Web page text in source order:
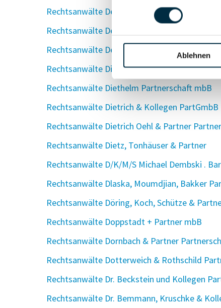
Ablehnen
Rechtsanwälte Dennig & Kollegen
Rechtsanwälte Derckx & Kollegen
Rechtsanwälte Dettlev Klein und Sylvia
Rechtsanwälte Diesel / Schmitt / Ammer und
Rechtsanwälte Diethelm Partnerschaft mbB
Rechtsanwälte Dietrich & Kollegen PartGmbB
Rechtsanwälte Dietrich Oehl & Partner
Rechtsanwälte Dietz, Tonhäuser & Partner
Rechtsanwälte D/K/M/S Michael Dembski .
Rechtsanwälte Dlaska, Moumdjian, Bakker
Rechtsanwälte Döring, Koch, Schütze &
Rechtsanwälte Doppstadt + Partner mbB
Rechtsanwälte Dornbach & Partner
Rechtsanwälte Dotterweich & Rothschild
Rechtsanwälte Dr. Beckstein und Kollegen
Rechtsanwälte Dr. Bemmann, Kruschke &